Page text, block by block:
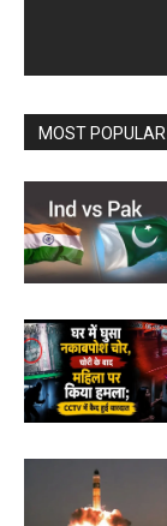
MOST POPULAR